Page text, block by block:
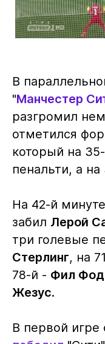
В
"Манчестер
разгромил
отметился
который на
пенальти, а
На 42-й
забил Лерой
три голевые
Стерлинг, на
78-й - Фил
Жезус.
В первой игре